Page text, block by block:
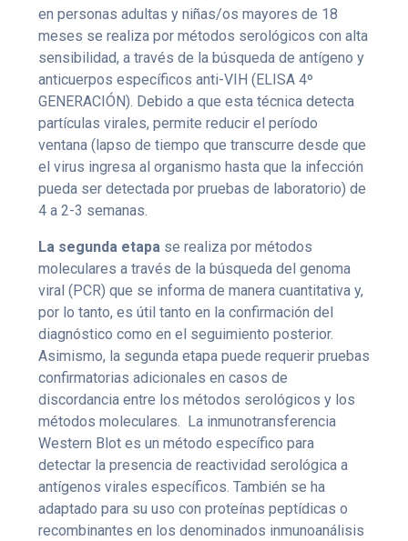
en personas adultas y niñas/os mayores de 18
meses se realiza por métodos serológicos con alta
sensibilidad, a través de la búsqueda de antígeno y
anticuerpos específicos anti-VIH (ELISA 4º
GENERACIÓN). Debido a que esta técnica detecta
partículas virales, permite reducir el período
ventana (lapso de tiempo que transcurre desde que
el virus ingresa al organismo hasta que la infección
pueda ser detectada por pruebas de laboratorio) de
4 a 2-3 semanas.
La segunda etapa se realiza por métodos
moleculares a través de la búsqueda del genoma
viral (PCR) que se informa de manera cuantitativa y,
por lo tanto, es útil tanto en la confirmación del
diagnóstico como en el seguimiento posterior.
Asimismo, la segunda etapa puede requerir pruebas
confirmatorias adicionales en casos de
discordancia entre los métodos serológicos y los
métodos moleculares. La inmunotransferencia
Western Blot es un método específico para
detectar la presencia de reactividad serológica a
antígenos virales específicos. También se ha
adaptado para su uso con proteínas peptídicas o
recombinantes en los denominados inmunoanálisis